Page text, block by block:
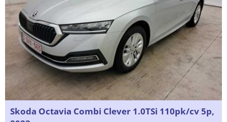
Skoda Octavia Combi Clever 1.0TSi 110pk/cv 5p,